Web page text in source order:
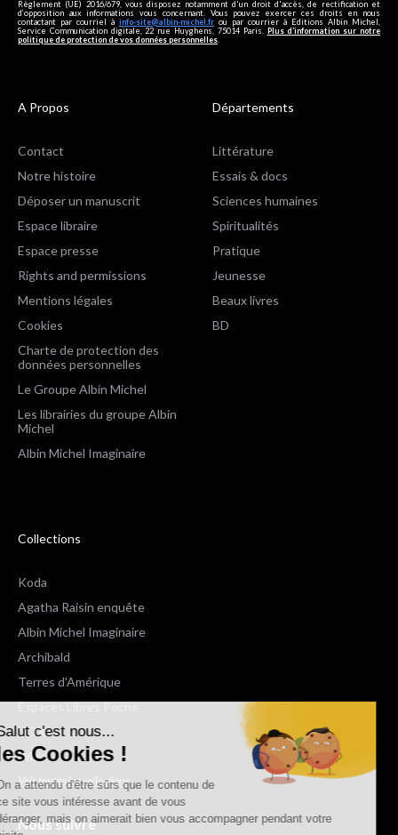
Salut c'est nous...
les Cookies !
On a attendu d'être sûrs que le contenu de
ce site vous intéresse avant de vous
déranger, mais on aimerait bien vous accompagner pendant votre
Règlement (UE) 2016/679, vous disposez notamment d'un droit d'accès, de rectification et
d’opposition aux informations vous concernant. Vous pouvez exercer ces droits en nous
contactant par courriel à info-site@albin-michel.fr ou par courrier à Editions Albin Michel,
Service Communication digitale, 22 rue Huyghens, 75014 Paris. Plus d’information sur notre
politique de protection de vos données personnelles
A Propos
Contact
Notre histoire
Déposer un manuscrit
Espace libraire
Espace presse
Rights and permissions
Mentions légales
Cookies
Charte de protection des
données personnelles
Le Groupe Albin Michel
Les librairies du groupe Albin
Michel
Albin Michel Imaginaire
Départements
Littérature
Essais & docs
Sciences humaines
Spiritualités
Pratique
Jeunesse
Beaux livres
BD
Collections
Koda
Agatha Raisin enquête
Albin Michel Imaginaire
Archibald
Terres d'Amérique
Espaces Libres Poche
NOX
Wiz
Voir toutes les collections
Nous suivre